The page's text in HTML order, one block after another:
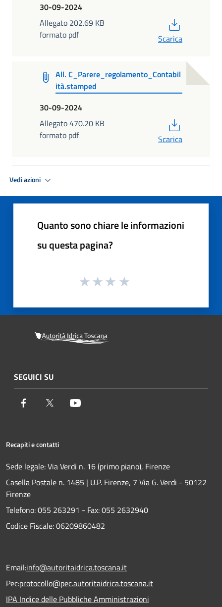
30-09-2024
Allegato 202.69 KB
formato pdf
Scarica
All. C_Parere_regolamento_Contabil
ità.stamped
30-09-2024
Allegato 470.20 KB
formato pdf
Scarica
Vedi azioni
Quanto sono chiare le informazioni
su questa pagina?
SEGUICI SU
Facebook Twitter
Recapiti e contatti
Sede legale: Via Verdi n. 16 (primo piano), Firenze
Casella Postale n. 1485 | U.P. Firenze, 7 Via G. Verdi - 50122
Firenze
Telefono:055 263291 - Fax:055 2632940
Codice Fiscale: 06209860482
Email:info@autoritaidrica.toscana.it
Pec:protocollo@pec.autoritaidrica.toscana.it
IPA Indice delle Pubbliche Amministrazioni